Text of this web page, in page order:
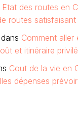
Etat des routes en
routes satisfaisant
dans Comment aller
et itinéraire
Cout de la vie en
dépenses